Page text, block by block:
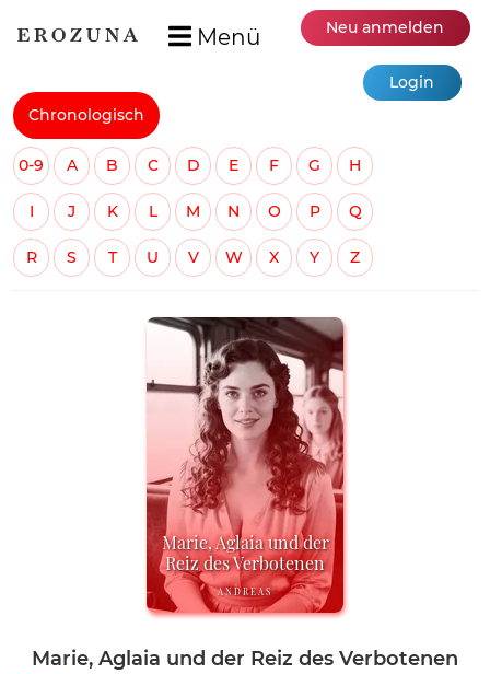
Menü Neu anmelden
Login
Chronologisch
0-9 A B C D E F G H
I J K L M N O P Q
R S T U V W X Y Z
Marie, Aglaia und der
Reiz des Verbotenen
ANDREAS
Marie, Aglaia und der Reiz des Verbotenen